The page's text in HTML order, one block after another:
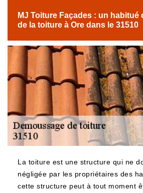
MJ Toiture Façades : un
de la toiture à Ore dans le 31510
La toiture est une structure qui ne
négligée par les propriétaires des
cette structure peut à tout moment